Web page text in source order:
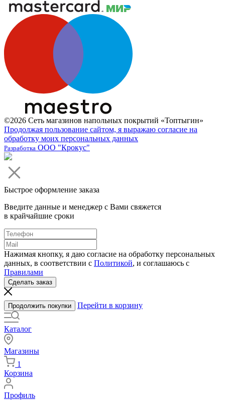
©2026 Сеть магазинов напольных покрытий «Топтыгин»
Продолжая пользование сайтом, я выражаю согласие на
обработку моих персональных данных
Разработка ООО "Крокус"
Быстрое оформление заказа
Введите данные и менеджер с Вами свяжется
в крайчайшие сроки
Нажимая кнопку, я даю согласие на обработку персональных
данных, в соответствии с Политикой, и соглашаюсь с
Правилами
Сделать заказ
Продолжить покупки Перейти в корзину
Каталог
Магазины
1
Корзина
Профиль